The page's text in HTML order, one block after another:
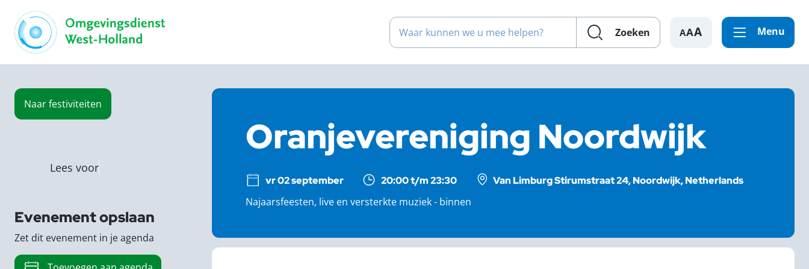
Waar kunnen we u mee helpen?
Zoeken A Menu
Naarfestiviteiten
Oranjevereniging Noordwijk
vr 02 september 20:00 t/m 23:30
Van Limburg Stirumstraat 24, Noordwijk, Netherlands
Najaarsfeesten, live en versterkte muziek - binnen
Lees voor
Evenement opslaan
Zet dit evenement in je agenda